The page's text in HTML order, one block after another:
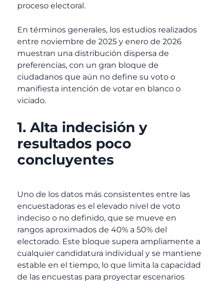
proceso electoral.
En términos generales, los estudios realizados
entre noviembre de 2025 y enero de 2026
muestran una distribución dispersa de
preferencias, con un gran bloque de
ciudadanos que aún no define su voto o
manifiesta intención de votar en blanco o
viciado.
1. Alta indecisión y
resultados poco
concluyentes
Uno de los datos más consistentes entre las
encuestadoras es el elevado nivel de voto
indeciso o no definido, que se mueve en
rangos aproximados de 40% a 50% del
electorado. Este bloque supera ampliamente a
cualquier candidatura individual y se mantiene
estable en el tiempo, lo que limita la capacidad
de las encuestas para proyectar escenarios